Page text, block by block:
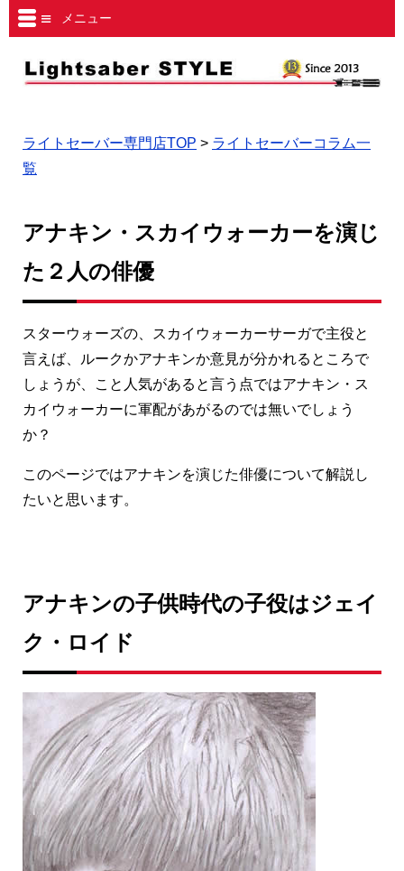
メニュー
ライトセーバー専門店TOP > ライトセーバーコラム一
覧
アナキン・スカイウォーカーを演じ
た２人の俳優
スターウォーズの、スカイウォーカーサーガで主役と
言えば、ルークかアナキンか意見が分かれるところで
しょうが、こと人気があると言う点ではアナキン・ス
カイウォーカーに軍配があがるのでは無いでしょう
か？
このページではアナキンを演じた俳優について解説し
たいと思います。
アナキンの子供時代の子役はジェイ
ク・ロイド